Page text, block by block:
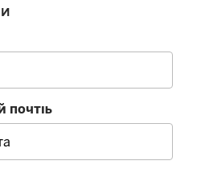
почты